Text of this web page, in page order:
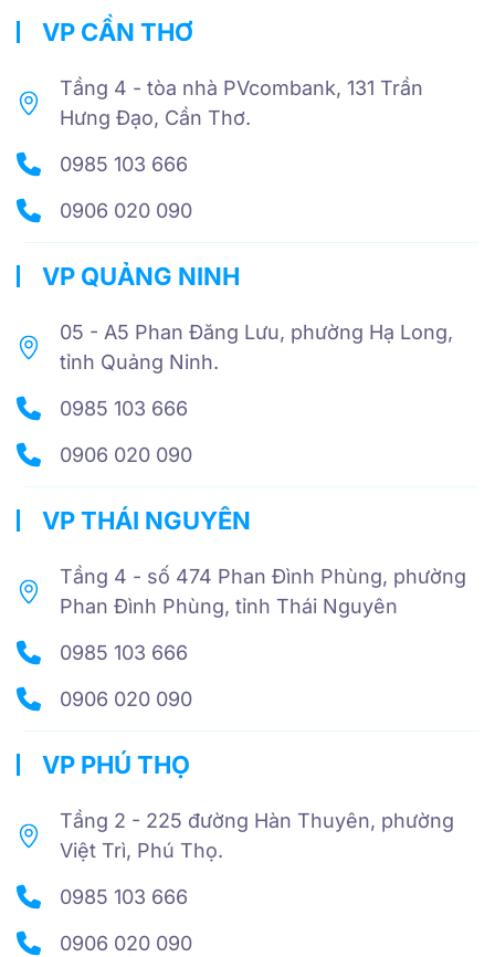
VP CẦN THƠ
Tầng 4 - tòa nhà PVcombank, 131 Trần
Hưng Đạo, Cần Thơ.
0985 103 666
0906 020 090
VP QUẢNG NINH
05 - A5 Phan Đăng Lưu, phường Hạ Long,
tỉnh Quảng Ninh.
0985 103 666
0906 020 090
VP THÁI NGUYÊN
Tầng 4 - số 474 Phan Đình Phùng, phường
Phan Đình Phùng, tỉnh Thái Nguyên
0985 103 666
0906 020 090
VP PHÚ THỌ
Tầng 2 - 225 đường Hàn Thuyên, phường
Việt Trì, Phú Thọ.
0985 103 666
0906 020 090